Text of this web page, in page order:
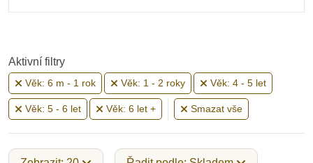
Aktivní filtry
Věk: 6 m - 1 rok Věk: 1 - 2 roky Věk: 4 - 5 let
Věk: 5 - 6 let Věk: 6 let + Smazat vše